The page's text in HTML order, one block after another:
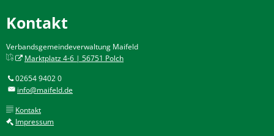
Kontakt
Verbandsgemeindeverwaltung Maifeld
Marktplatz 4-6 | 56751 Polch
02654 9402 0
info@maifeld.de
Kontakt
Impressum